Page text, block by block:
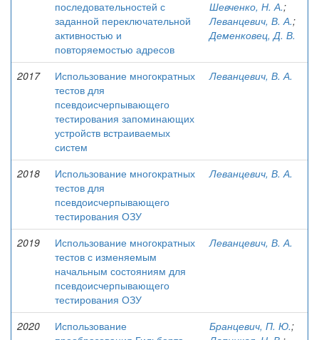
последовательностей с
заданной переключательной
активностью и
повторяемостью адресов
Шевченко, Н. А.;
Леванцевич, В. А.;
Деменковец, Д. В.
2017
Использование многократных
тестов для
псевдоисчерпывающего
тестирования запоминающих
устройств встраиваемых
систем
Леванцевич, В. А.
2018
Использование многократных
тестов для
псевдоисчерпывающего
тестирования ОЗУ
Леванцевич, В. А.
2019
Использование многократных
тестов с изменяемым
начальным состояниям для
псевдоисчерпывающего
тестирования ОЗУ
Леванцевич, В. А.
2020
Использование
Бранцевич, П. Ю.;